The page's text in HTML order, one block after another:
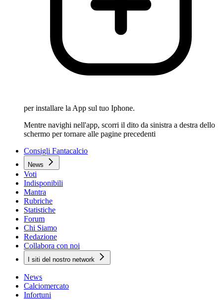
per installare la App sul tuo Iphone.
Mentre navighi nell'app, scorri il dito da sinistra a destra dello
schermo per tornare alle pagine precedenti
Consigli Fantacalcio
News
Voti
Indisponibili
Mantra
Rubriche
Statistiche
Forum
Chi Siamo
Redazione
Collabora con noi
I siti del nostro network
News
Calciomercato
Infortuni